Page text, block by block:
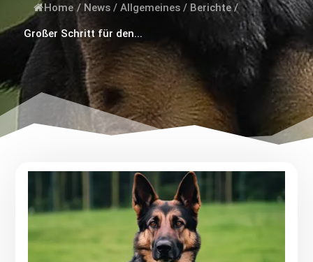
Home / News / Allgemeines / Berichte /
Großer Schritt für den...